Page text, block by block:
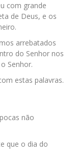
com grande
de Deus, e os
arrebatados
do Senhor nos
Senhor.
estas palavras.
não
que o dia do